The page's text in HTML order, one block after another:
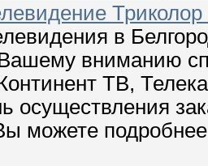
в
вниманию
ТВ,
осуществления
можете